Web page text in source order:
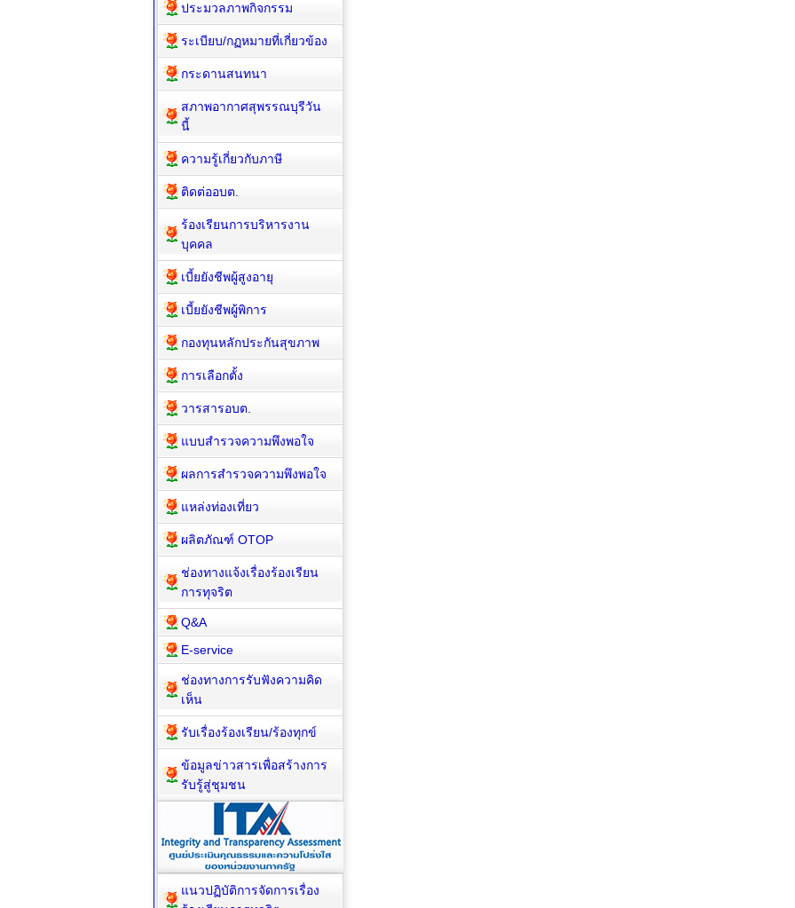
ประมวลภาพกิจกรรม
ระเบียบ/กฏหมายที่เกี่ยวข้อง
กระดานสนทนา
สภาพอากาศสุพรรณบุรีวัน
นี้
ความรู้เกี่ยวกับภาษี
ติดต่ออบต.
ร้องเรียนการบริหารงาน
บุคคล
เบี้ยยังชีพผู้สูงอายุ
เบี้ยยังชีพผู้พิการ
กองทุนหลักประกันสุขภาพ
การเลือกตั้ง
วารสารอบต.
แบบสำรวจความพึงพอใจ
ผลการสำรวจความพึงพอใจ
แหล่งท่องเที่ยว
ผลิตภัณฑ์ OTOP
ช่องทางแจ้งเรื่องร้องเรียน
การทุจริต
Q&A
E-service
ช่องทางการรับฟังความคิด
เห็น
รับเรื่องร้องเรียน/ร้องทุกข์
ข้อมูลข่าวสารเพื่อสร้างการ
รับรู้สู่ชุมชน
แนวปฏิบัติการจัดการเรื่อง